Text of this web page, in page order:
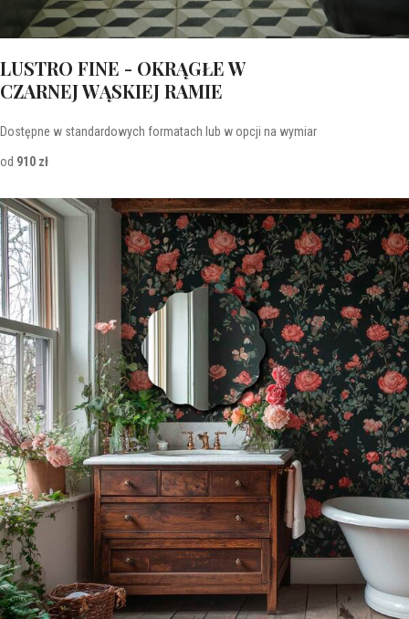
LUSTRO FINE - OKRĄGŁE W
CZARNEJ WĄSKIEJ RAMIE
Dostępne w standardowych formatach lub w opcji na wymiar
od 910 zł